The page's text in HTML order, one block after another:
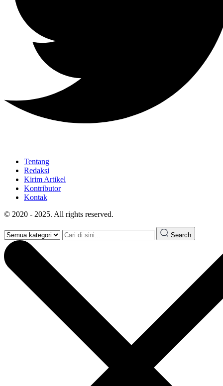
Tentang
Redaksi
Kirim Artikel
Kontributor
Kontak
© 2020 - 2025. All rights reserved.
Search